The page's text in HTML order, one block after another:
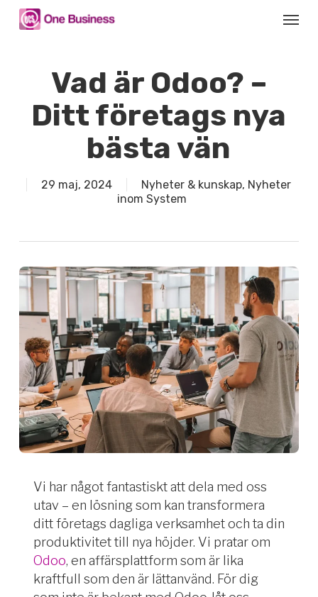
Menu
Vad är Odoo? –
Ditt företags nya
bästa vän
29 maj, 2024 Nyheter & kunskap, Nyheter
inom System
Vi har något fantastiskt att dela med oss
utav – en lösning som kan transformera
ditt företags dagliga verksamhet och ta din
produktivitet till nya höjder. Vi pratar om
Odoo, en affärsplattform som är lika
kraftfull som den är lättanvänd. För dig